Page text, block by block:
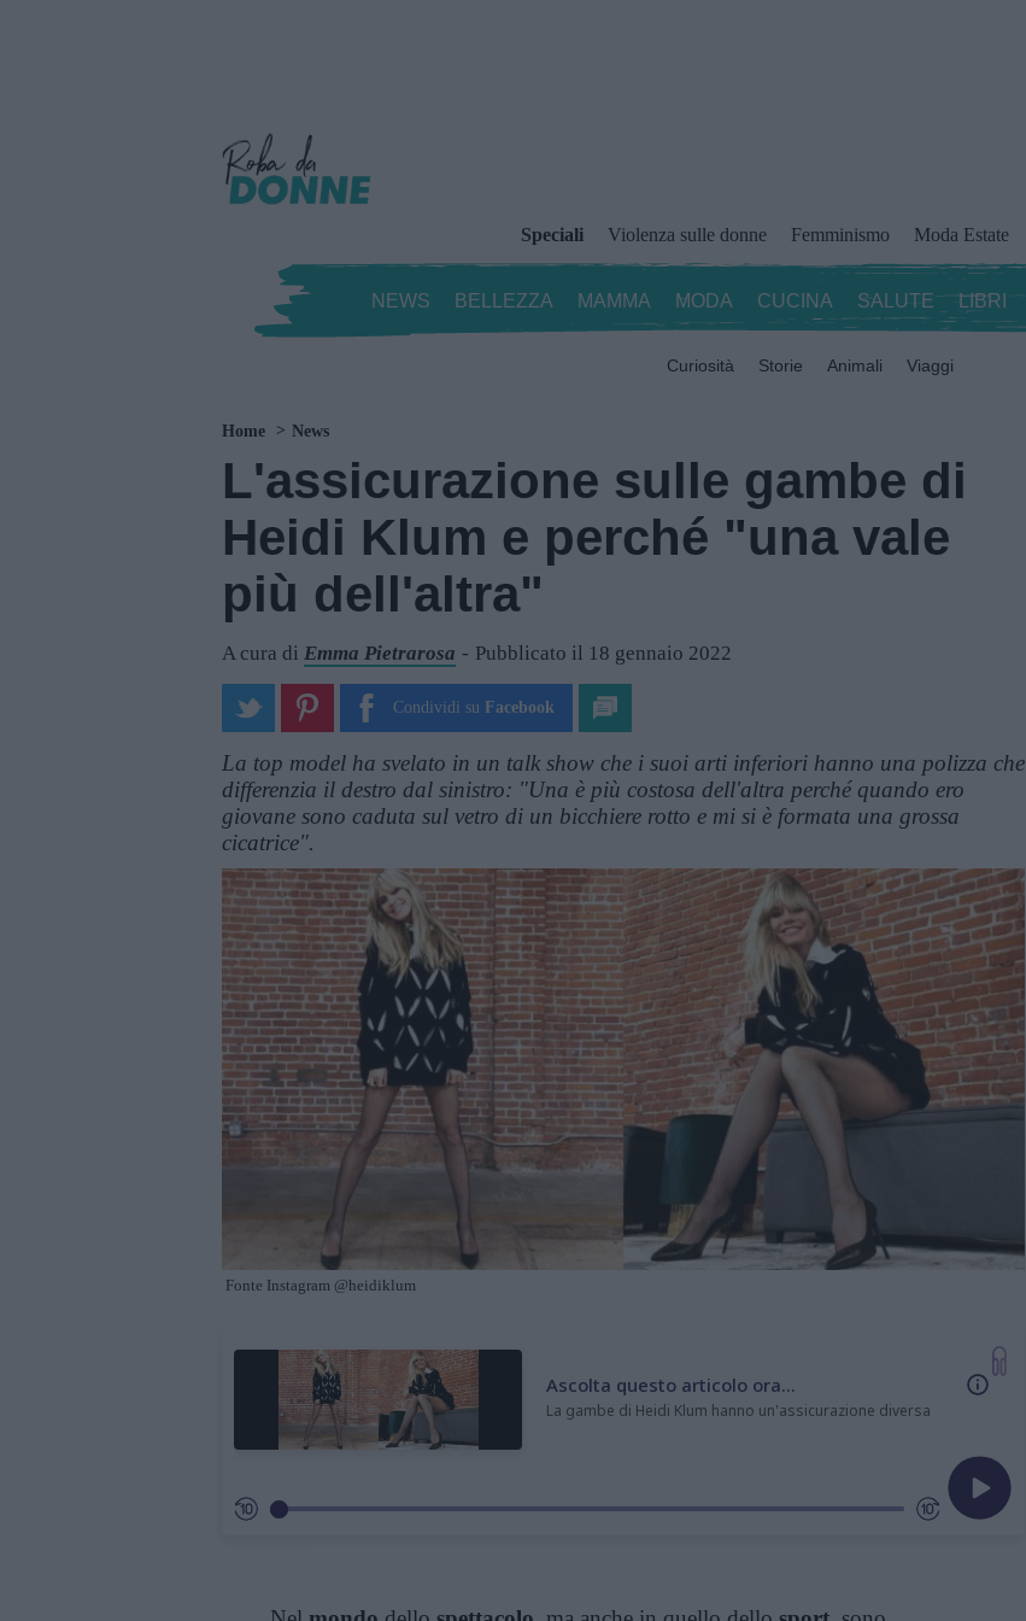
Speciali Violenza sulle donne Femminismo Moda Estate
NEWS BELLEZZA MAMMA MODA CUCINA SALUTE LIBRI
Curiosità Storie Animali Viaggi
Home News
L'assicurazione sulle gambe di
Heidi Klum e perché "una vale
più dell'altra"
A cura di Emma Pietrarosa Pubblicato il 18 gennaio 2022
Condividi su Facebook
La top model ha svelato in un talk show che i suoi arti inferiori hanno una polizza che
differenzia il destro dal sinistro: "Una è più costosa dell'altra perché quando ero
giovane sono caduta sul vetro di un bicchiere rotto e mi si è formata una grossa
cicatrice".
Fonte Instagram @heidiklum
Ascolta questo articolo ora...
La gambe di Heidi Klum hanno un'assicurazione diversa